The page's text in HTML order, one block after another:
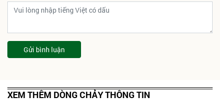
Gửi bình luận
XEM THÊM DÒNG CHẢY THÔNG TIN